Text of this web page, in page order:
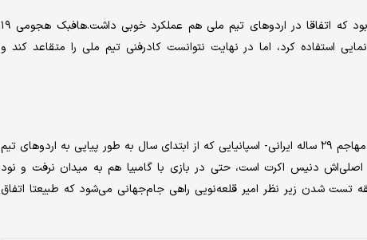
یکی از معدود پدیده‌های فوتبال ایران، امیرحسین محمودی بود که اتفاقا در اردوهای تیم ملی هم عملکرد خوبی داشت.‌هافبک هجومی ۱۹
استفاده کرد، اما در نهایت نتوانست کادرفنی تیم ملی را متقاعد کند و
در نهایت باید به معمای عجیب دنیس درگاهی هم اشاره کرد؛ مهاجم ۲۹ ساله ایرانی- اسپانیایی که از ابتدای سال به طور پیاپی به اردوهای تیم
دنیس اکرت است، حتی در بازی با گامبیا هم به میدان نرفت و نود
شدن زیر نظر امیر قلعه‌نویی راهی جام‌جهانی می‌شود که طبیعتا اتفاق